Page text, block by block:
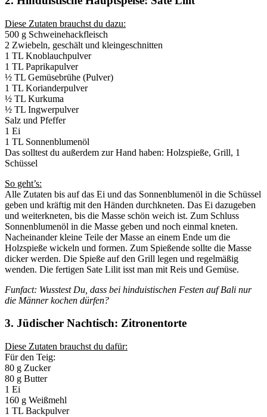
Diese Zutaten brauchst du dazu:
500 g Schweinehackfleisch
2 Zwiebeln, geschält und kleingeschnitten
1 TL Knoblauchpulver
1 TL Paprikapulver
½ TL Gemüsebrühe (Pulver)
1 TL Korianderpulver
½ TL Kurkuma
½ TL Ingwerpulver
Salz und Pfeffer
1 Ei
1 TL Sonnenblumenöl
Das solltest du außerdem zur Hand haben: Holzspieße, Grill, 1
Schüssel
So geht’s:
Alle Zutaten bis auf das Ei und das Sonnenblumenöl in die Schüssel
geben und kräftig mit den Händen durchkneten. Das Ei dazugeben
und weiterkneten, bis die Masse schön weich ist. Zum Schluss
Sonnenblumenöl in die Masse geben und noch einmal kneten.
Nacheinander kleine Teile der Masse an einem Ende um die
Holzspieße wickeln und formen. Zum Spießende sollte die Masse
dicker werden. Die Spieße auf den Grill legen und regelmäßig
wenden. Die fertigen Sate Lilit isst man mit Reis und Gemüse.
Funfact: Wusstest Du, dass bei hinduistischen Festen auf Bali nur
die Männer kochen dürfen?
3. Jüdischer Nachtisch: Zitronentorte
Diese Zutaten brauchst du dafür:
Für den Teig:
80 g Zucker
80 g Butter
1 Ei
160 g Weißmehl
1 TL Backpulver